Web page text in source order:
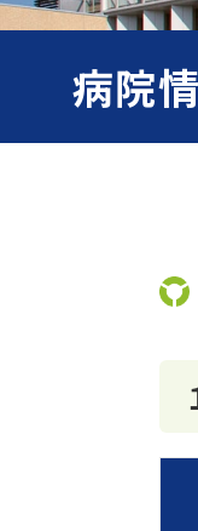
病院